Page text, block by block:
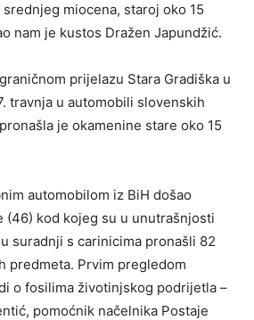
miocena, staroj oko 15
nam je kustos Dražen Japundžić.
prijelazu Stara Gradiška u
travnja u automobili slovenskih
je okamenine stare oko 15
automobilom iz BiH došao
(46) kod kojeg su u unutrašnjosti
suradnji s carinicima pronašli 82
predmeta. Prvim pregledom
o fosilima životinjskog podrijetla –
pomoćnik načelnika Postaje